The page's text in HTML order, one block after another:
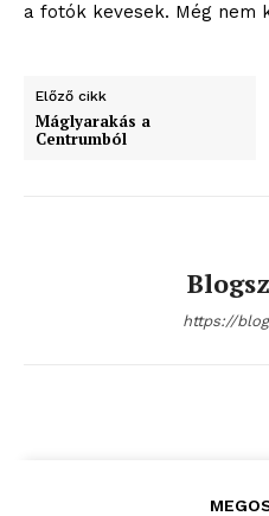
a fotók kevesek. Még nem
Előző cikk
Máglyarakás a
Centrumból
https://